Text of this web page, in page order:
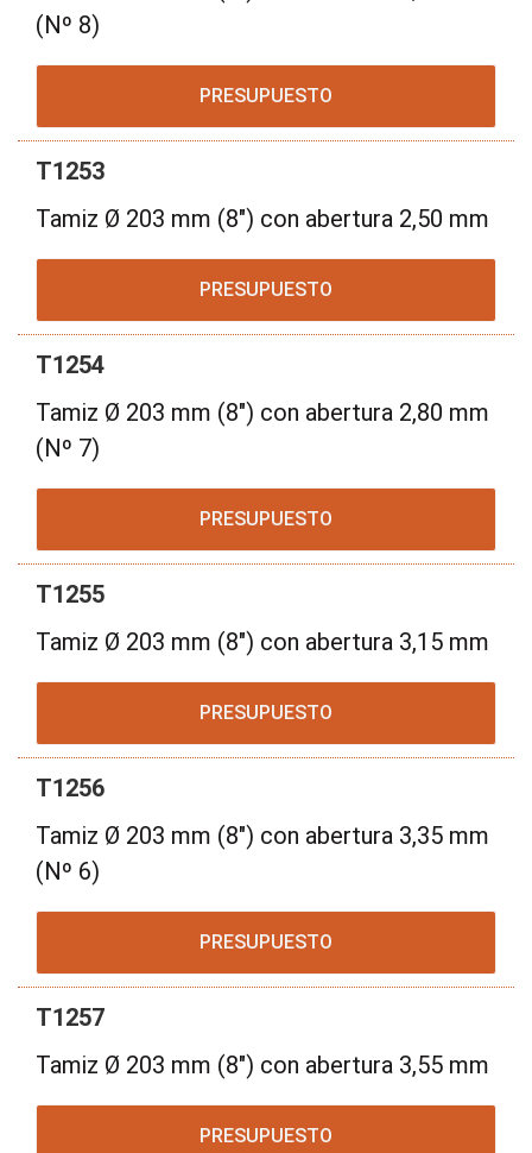
(Nº 8)
PRESUPUESTO
T1253
Tamiz Ø 203 mm (8") con abertura 2,50 mm
PRESUPUESTO
T1254
Tamiz Ø 203 mm (8") con abertura 2,80 mm
(Nº 7)
PRESUPUESTO
T1255
Tamiz Ø 203 mm (8") con abertura 3,15 mm
PRESUPUESTO
T1256
Tamiz Ø 203 mm (8") con abertura 3,35 mm
(Nº 6)
PRESUPUESTO
T1257
Tamiz Ø 203 mm (8") con abertura 3,55 mm
PRESUPUESTO